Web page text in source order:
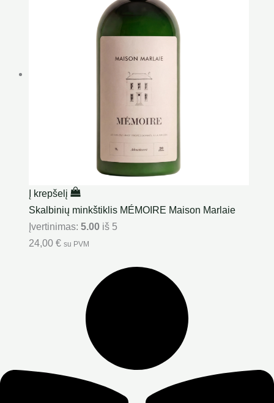
Į krepšelį
Skalbinių minkštiklis MÉMOIRE Maison Marlaie
Įvertinimas: 5.00iš 5
24,00 € su PVM